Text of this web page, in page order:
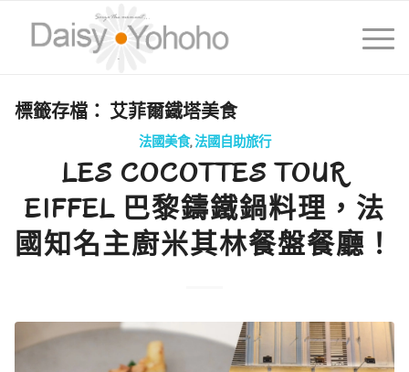
標籤存檔： 艾菲爾鐵塔美食
法國美食,法國自助旅行
LES COCOTTES TOUR
EIFFEL 巴黎鑄鐵鍋料理，法
國知名主廚米其林餐盤餐廳！